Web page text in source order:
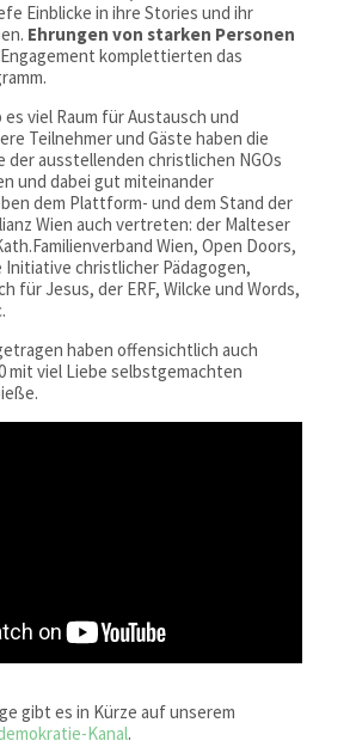
Einblicke in ihre Stories und ihr
Ehrungen von starken Personen
komplettierten das
es viel Raum für Austausch und
Teilnehmer und Gäste haben die
der ausstellenden christlichen NGOs
und dabei gut miteinander
dem Plattform- und dem Stand der
Wien auch vertreten: der Malteser
Wien, Open Doors,
Initiative christlicher Pädagogen,
für Jesus, der ERF, Wilcke und Words,
haben offensichtlich auch
mit viel Liebe selbstgemachten
gibt es in Kürze auf unserem
Kanal.